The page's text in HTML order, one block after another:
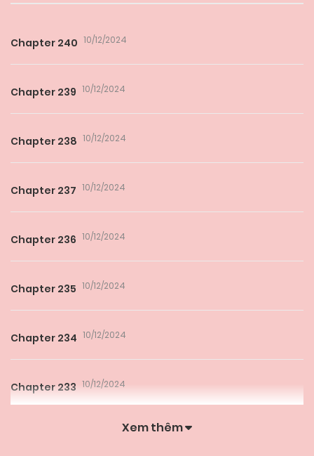
Chapter 240 10/12/2024
Chapter 239 10/12/2024
Chapter 238 10/12/2024
Chapter 237 10/12/2024
Chapter 236 10/12/2024
Chapter 235 10/12/2024
Chapter 234 10/12/2024
Chapter 233 10/12/2024
10/12/2024Xem thêm